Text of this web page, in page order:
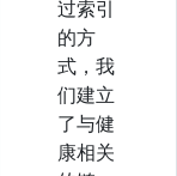
过索引
的方
式，我
们建立
了与健
康相关